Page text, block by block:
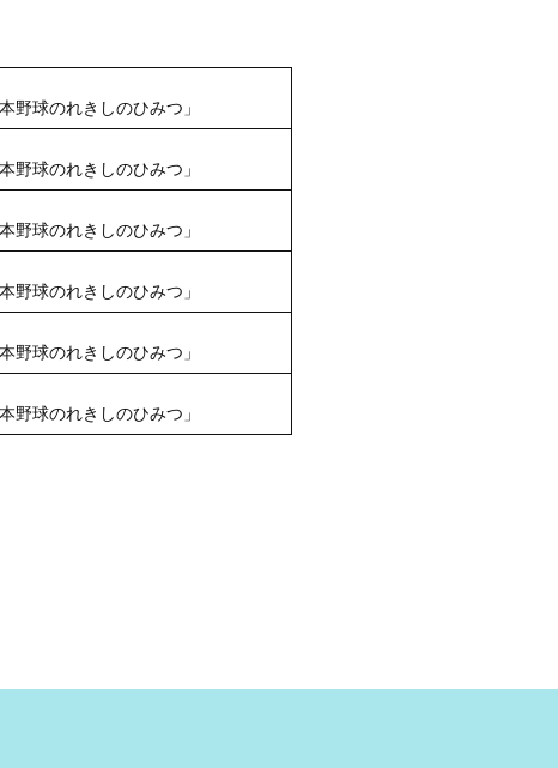
球のれきしのひみつ」
球のれきしのひみつ」
球のれきしのひみつ」
球のれきしのひみつ」
球のれきしのひみつ」
球のれきしのひみつ」